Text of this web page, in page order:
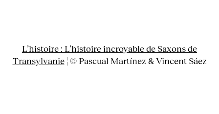
L’histoire : L’histoire incroyable de Saxons de
Transylvanie¦ © Pascual Martínez & Vincent Sáez